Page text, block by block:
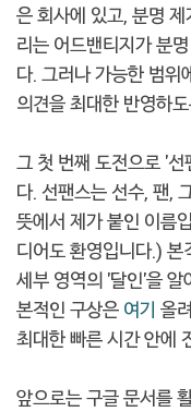
은 회사에 있고, 분명
리는 어드밴티지가 분
다. 그러나 가능한 범위
의견을 최대한 반영하
그 첫 번째 도전으로 '
다. 선팬스는 선수, 팬,
뜻에서 제가 붙인 이름
디어도 환영입니다.)
세부 영역의 '달인'을 알
본적인 구상은 여기 올
최대한 빠른 시간 안에
앞으로는 구글 문서를